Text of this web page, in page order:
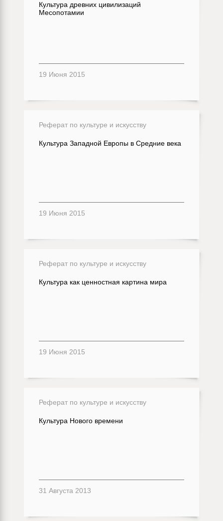
Культура древних цивилизаций
Месопотамии
19 Июня 2015
Реферат по культуре и искусству
Культура Западной Европы в Средние века
19 Июня 2015
Реферат по культуре и искусству
Культура как ценностная картина мира
19 Июня 2015
Реферат по культуре и искусству
Культура Нового времени
31 Августа 2013